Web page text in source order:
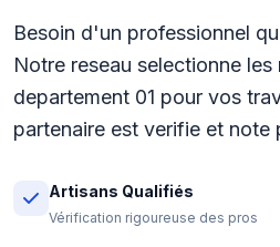
Besoin d'un professionnel
Notre reseau selectionne les
departement 01 pour vos
partenaire est verifie et note
Artisans Qualifiés
Vérification rigoureuse des pros